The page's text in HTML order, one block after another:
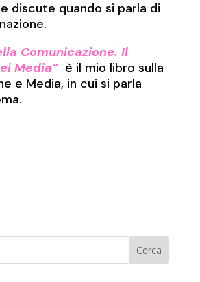
discute quando si parla di
Comunicazione. Il
Media”è il mio libro sulla
e Media, in cui si parla